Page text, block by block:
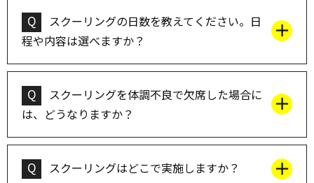
Q
スクーリングの日数を教えてください。日
程や内容は選べますか？
Q
スクーリングを体調不良で欠席した場合に
は、どうなりますか？
Q スクーリングはどこで実施しますか？